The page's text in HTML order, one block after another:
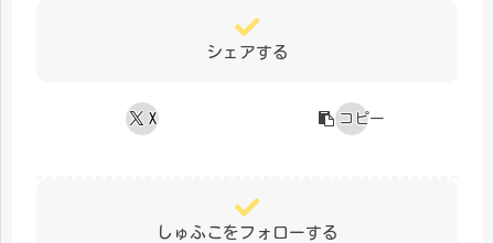
シェアする
X コピー
しゅふこをフォローする